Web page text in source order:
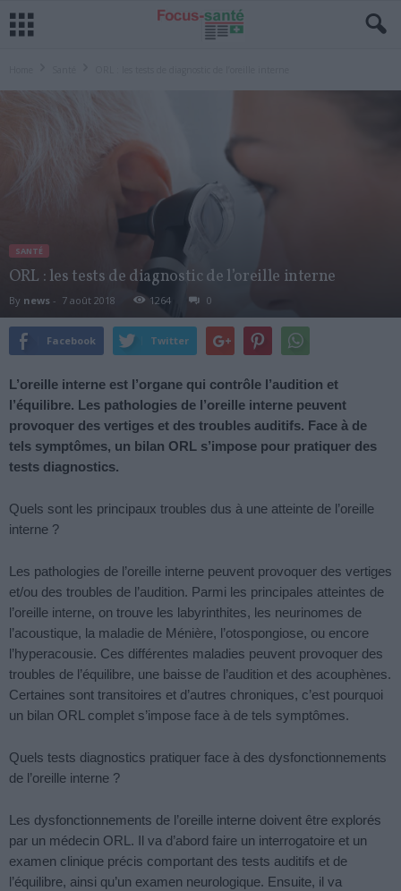
SANTÉ
ORL : les tests de diagnostic de l’oreille interne
By news - 7 août 2018 1264 0
Facebook Twitter
L’oreille interne est l’organe qui contrôle l’audition et
l’équilibre. Les pathologies de l’oreille interne peuvent
provoquer des vertiges et des troubles auditifs. Face à de
tels symptômes, un bilan ORL s’impose pour pratiquer des
tests diagnostics.
Quels sont les principaux troubles dus à une atteinte de l’oreille
interne ?
Les pathologies de l’oreille interne peuvent provoquer des vertiges
et/ou des troubles de l’audition. Parmi les principales atteintes de
l’oreille interne, on trouve les labyrinthites, les neurinomes de
l’acoustique, la maladie de Ménière, l’otospongiose, ou encore
l’hyperacousie. Ces différentes maladies peuvent provoquer des
troubles de l’équilibre, une baisse de l’audition et des acouphènes.
Certaines sont transitoires et d’autres chroniques, c’est pourquoi
un bilan ORL complet s’impose face à de tels symptômes.
Quels tests diagnostics pratiquer face à des dysfonctionnements
de l’oreille interne ?
Les dysfonctionnements de l’oreille interne doivent être explorés
par un médecin ORL. Il va d’abord faire un interrogatoire et un
examen clinique précis comportant des tests auditifs et de
l’équilibre, ainsi qu’un examen neurologique. Ensuite, il va